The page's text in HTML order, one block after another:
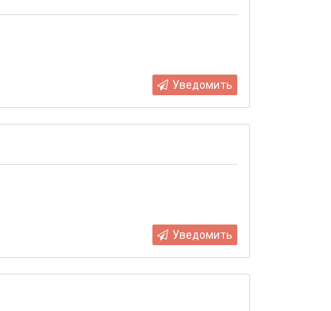
Уведомить
Уведомить